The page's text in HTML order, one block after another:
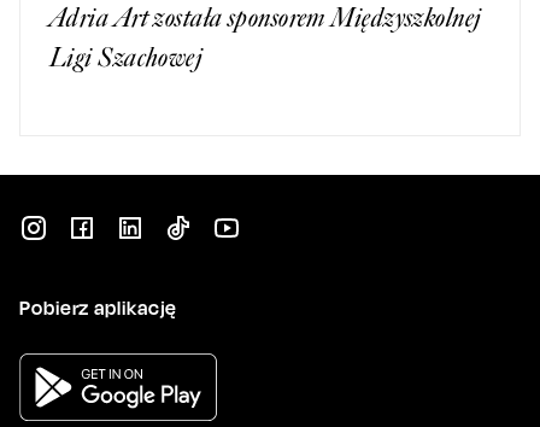
Adria Art została sponsorem Międzyszkolnej
Ligi Szachowej
Pobierz aplikację